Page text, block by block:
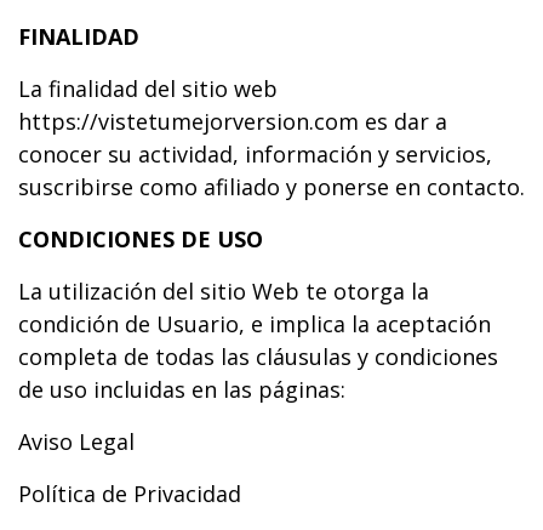
FINALIDAD
La finalidad del sitio web
https://vistetumejorversion.com es dar a
conocer su actividad, información y servicios,
suscribirse como afiliado y ponerse en contacto.
CONDICIONES DE USO
La utilización del sitio Web te otorga la
condición de Usuario, e implica la aceptación
completa de todas las cláusulas y condiciones
de uso incluidas en las páginas:
Aviso Legal
Política de Privacidad